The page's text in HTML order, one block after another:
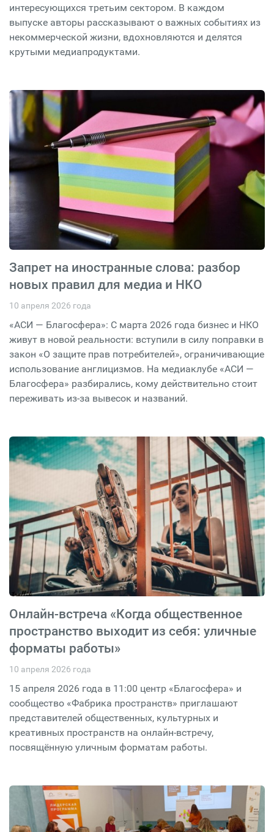
интересующихся третьим сектором. В каждом
выпуске авторы рассказывают о важных событиях из
некоммерческой жизни, вдохновляются и делятся
крутыми медиапродуктами.
Запрет на иностранные слова: разбор
новых правил для медиа и НКО
10 апреля 2026 года
«АСИ — Благосфера»: С марта 2026 года бизнес и НКО
живут в новой реальности: вступили в силу поправки в
закон «О защите прав потребителей», ограничивающие
использование англицизмов. На медиаклубе «АСИ —
Благосфера» разбирались, кому действительно стоит
переживать из-за вывесок и названий.
Онлайн-встреча «Когда общественное
пространство выходит из себя: уличные
форматы работы»
10 апреля 2026 года
15 апреля 2026 года в 11:00 центр «Благосфера» и
сообщество «Фабрика пространств» приглашают
представителей общественных, культурных и
креативных пространств на онлайн-встречу,
посвящённую уличным форматам работы.